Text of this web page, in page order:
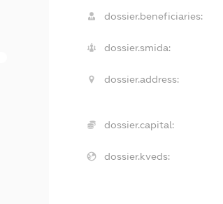
dossier.beneficiaries:
dossier.smida:
dossier.address:
dossier.capital:
dossier.kveds: